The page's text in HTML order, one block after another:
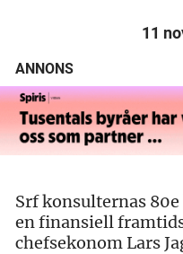
11
ANNONS
Srf konsulternas
en finansiell
chefsekonom Lars